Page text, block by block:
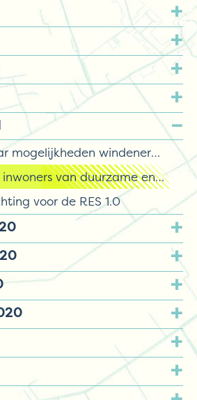
Verkenning naar mogelijkheden windenergie op de Veluwe
van duurzame energie?
voor de RES 1.0